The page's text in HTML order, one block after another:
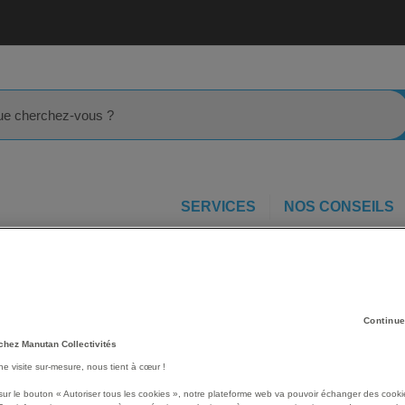
SERVICES NOS CONSEILS
Panneau porte-affiche
Ce produit est conçu
Manutan Collectivités
visite sur-mesure, nous tient à cœur !
le bouton « Autoriser tous les cookies », notre plateforme web va pouvoir échanger des